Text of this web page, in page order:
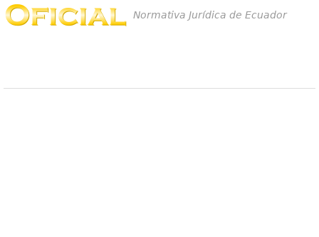
Normativa Jurídica de Ecuador